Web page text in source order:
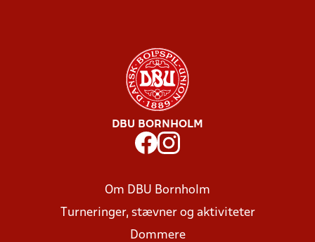
DBU BORNHOLM
Om DBU Bornholm
Turneringer, stævner og aktiviteter
Dommere